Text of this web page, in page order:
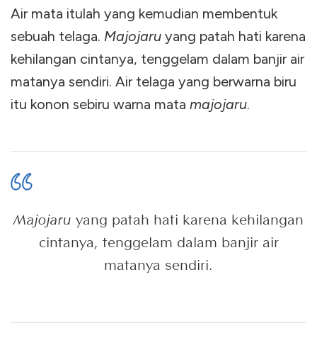
Air mata itulah yang kemudian membentuk
sebuah telaga. Majojaru yang patah hati karena
kehilangan cintanya, tenggelam dalam banjir air
matanya sendiri. Air telaga yang berwarna biru
itu konon sebiru warna mata majojaru.
Majojaru yang patah hati karena kehilangan
cintanya, tenggelam dalam banjir air
matanya sendiri.